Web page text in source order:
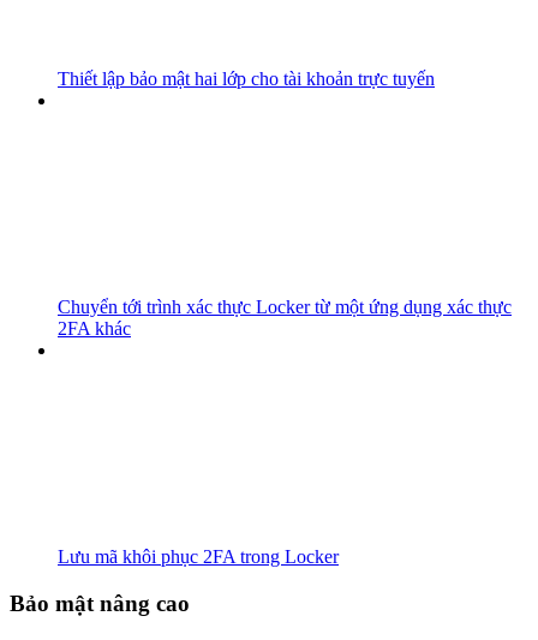
Thiết lập bảo mật hai lớp cho tài khoản trực tuyến
Chuyển tới trình xác thực Locker từ một ứng dụng xác thực
2FA khác
Lưu mã khôi phục 2FA trong Locker
Bảo mật nâng cao